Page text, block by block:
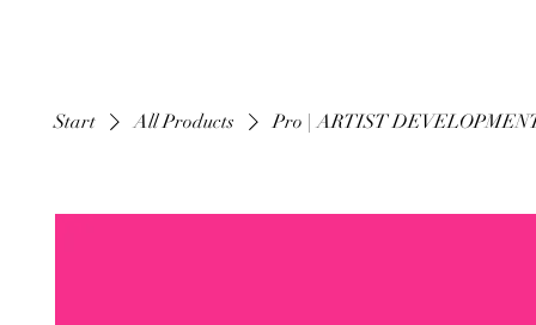
Start All Products Pro | ARTIST